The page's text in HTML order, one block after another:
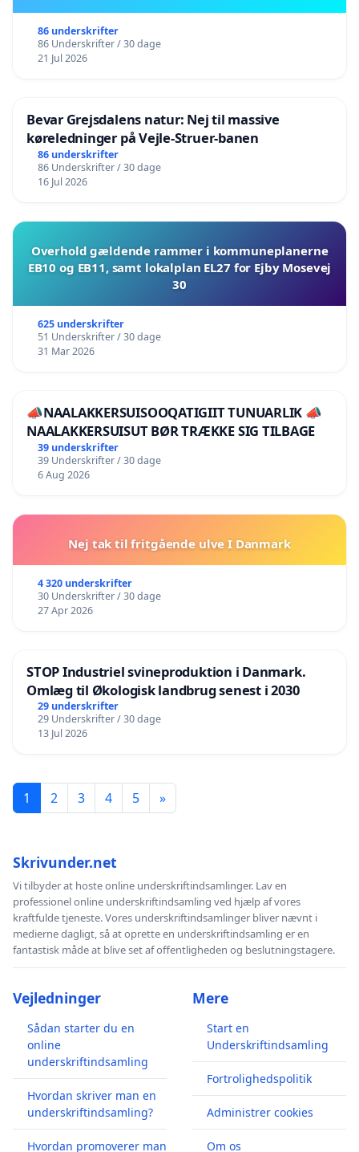
86 underskrifter
86 Underskrifter / 30 dage
21 Jul 2026
Bevar Grejsdalens natur: Nej til massive
køreledninger på Vejle-Struer-banen
86 underskrifter
86 Underskrifter / 30 dage
16 Jul 2026
Overhold gældende rammer i kommuneplanerne
EB10 og EB11, samt lokalplan EL27 for Ejby Mosevej
30
625 underskrifter
51 Underskrifter / 30 dage
31 Mar 2026
📣NAALAKKERSUISOOQATIGIIT TUNUARLIK 📣
NAALAKKERSUISUT BØR TRÆKKE SIG TILBAGE
39 underskrifter
39 Underskrifter / 30 dage
6 Aug 2026
Nej tak til fritgående ulve I Danmark
4 320 underskrifter
30 Underskrifter / 30 dage
27 Apr 2026
STOP Industriel svineproduktion i Danmark.
Omlæg til Økologisk landbrug senest i 2030
29 underskrifter
29 Underskrifter / 30 dage
13 Jul 2026
1 2 3 4 5 »
Skrivunder.net
Vi tilbyder at hoste online underskriftindsamlinger. Lav en
professionel online underskriftindsamling ved hjælp af vores
kraftfulde tjeneste. Vores underskriftindsamlinger bliver nævnt i
medierne dagligt, så at oprette en underskriftindsamling er en
fantastisk måde at blive set af offentligheden og beslutningstagere.
Vejledninger
Sådan starter du en
online
underskriftindsamling
Hvordan skriver man en
underskriftindsamling?
Hvordan promoverer man
Mere
Start en
Underskriftindsamling
Fortrolighedspolitik
Administrer cookies
Om os